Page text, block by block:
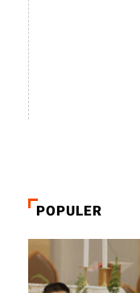
POPULER